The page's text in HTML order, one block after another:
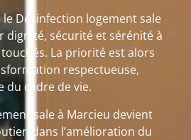
Désinfection logement sale
dignité, sécurité et sérénité à
La priorité est alors
respectueuse,
du cadre de vie.
sale à Marcieu devient
dans l’amélioration du